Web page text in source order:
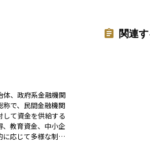
関連
体、政府系金融機関
称で、民間金融機関
して資金を供給する
、教育資金、中小企
応じて多様な制度